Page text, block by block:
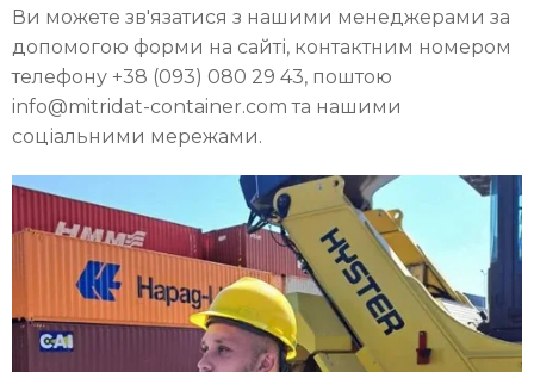
Ви можете зв'язатися з нашими менеджерами за
допомогою форми на сайті, контактним номером
телефону +38 (093) 080 29 43, поштою
info@mitridat-container.com та нашими
соціальними мережами.